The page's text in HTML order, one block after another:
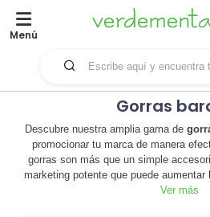
Menú
Gorras
Descubre nuestra amplia gama de
promocionar tu marca de manera
gorras son más que un simple
marketing potente que puede aumentar
y fortalecer tu identidad de marca.
Ver más